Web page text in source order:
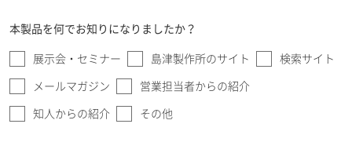
本製品を何でお知りになりましたか？
展示会・セミナー 島津製作所のサイト 検索サイト
メールマガジン 営業担当者からの紹介
知人からの紹介 その他